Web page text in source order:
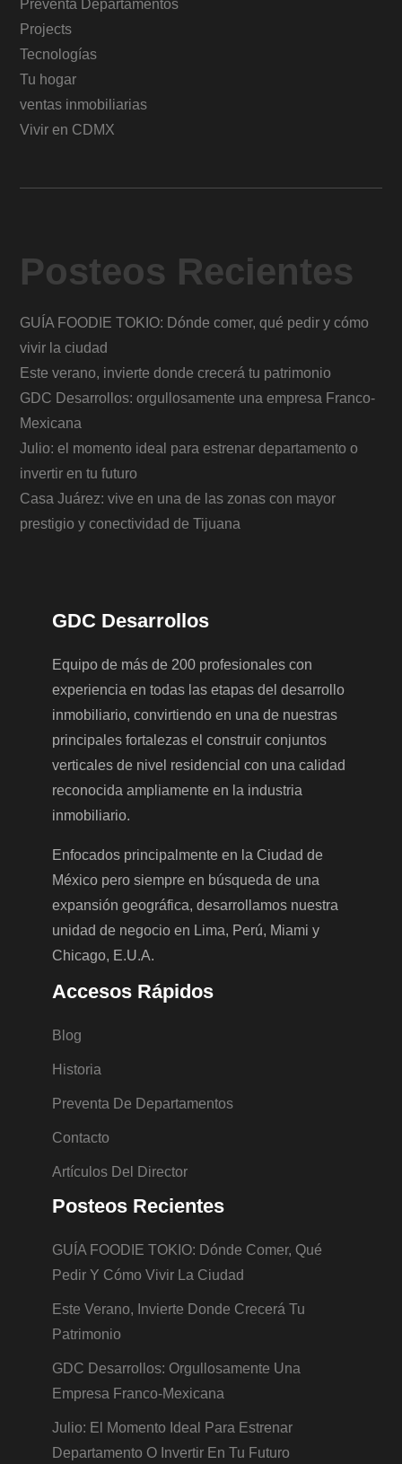
Preventa Departamentos
Projects
Tecnologías
Tu hogar
ventas inmobiliarias
Vivir en CDMX
Posteos Recientes
GUÍA FOODIE TOKIO: Dónde comer, qué pedir y cómo
vivir la ciudad
Este verano, invierte donde crecerá tu patrimonio
GDC Desarrollos: orgullosamente una empresa Franco-
Mexicana
Julio: el momento ideal para estrenar departamento o
invertir en tu futuro
Casa Juárez: vive en una de las zonas con mayor
prestigio y conectividad de Tijuana
GDC Desarrollos
Equipo de más de 200 profesionales con
experiencia en todas las etapas del desarrollo
inmobiliario, convirtiendo en una de nuestras
principales fortalezas el construir conjuntos
verticales de nivel residencial con una calidad
reconocida ampliamente en la industria
inmobiliario.
Enfocados principalmente en la Ciudad de
México pero siempre en búsqueda de una
expansión geográfica, desarrollamos nuestra
unidad de negocio en Lima, Perú, Miami y
Chicago, E.U.A.
Accesos Rápidos
Blog
Historia
Preventa De Departamentos
Contacto
Artículos Del Director
Posteos Recientes
GUÍA FOODIE TOKIO: Dónde Comer, Qué
Pedir Y Cómo Vivir La Ciudad
Este Verano, Invierte Donde Crecerá Tu
Patrimonio
GDC Desarrollos: Orgullosamente Una
Empresa Franco-Mexicana
Julio: El Momento Ideal Para Estrenar
Departamento O Invertir En Tu Futuro